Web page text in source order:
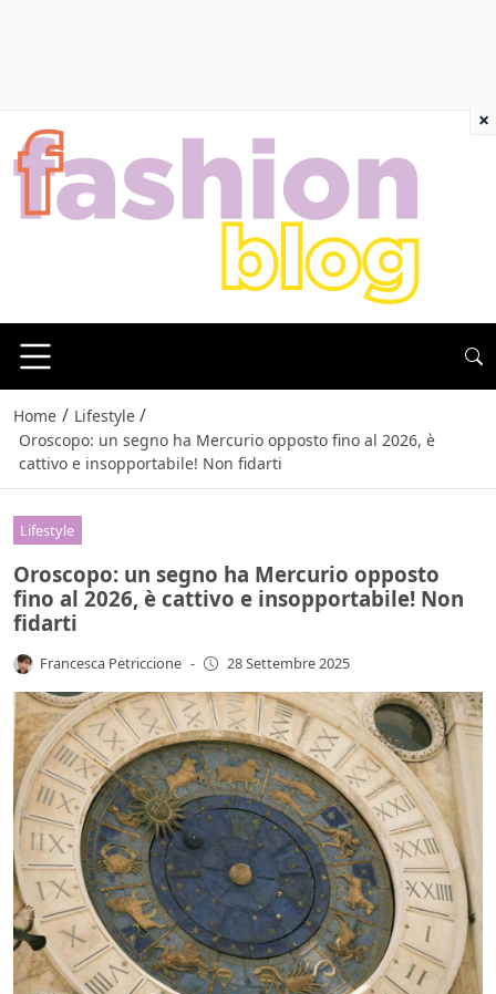
Home / Lifestyle /
Oroscopo: un segno ha Mercurio opposto fino al 2026, è
cattivo e insopportabile! Non fidarti
Lifestyle
Oroscopo: un segno ha Mercurio opposto
fino al 2026, è cattivo e insopportabile! Non
fidarti
Francesca Petriccione - 28 Settembre 2025
×